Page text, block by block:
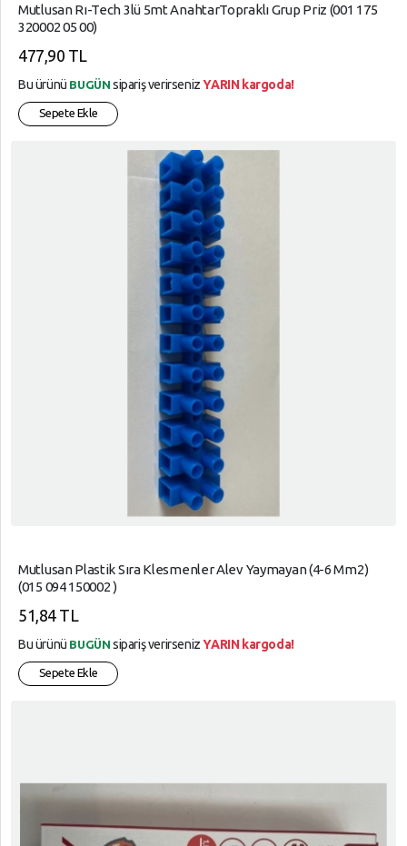
Mutlusan Rı-Tech 3lü 5mt AnahtarTopraklı Grup Priz (001 175
320002 05 00)
477,90 TL
Bu ürünü BUGÜN sipariş verirsenizYARIN kargoda!
Sepete Ekle
Mutlusan Plastik Sıra Klesmenler Alev Yaymayan (4-6 Mm2)
(015 094 150002 )
51,84 TL
Bu ürünü BUGÜN sipariş verirsenizYARIN kargoda!
Sepete Ekle